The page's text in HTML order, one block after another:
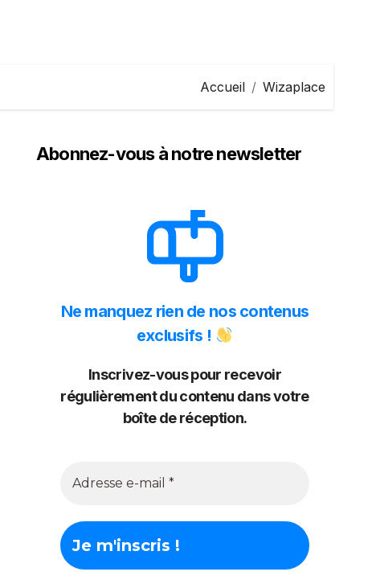
Accueil Wizaplace
Abonnez-vous à notre newsletter
Ne manquez rien de nos contenus
exclusifs !
Inscrivez-vous pour recevoir
régulièrement du contenu dans votre
boîte de réception.